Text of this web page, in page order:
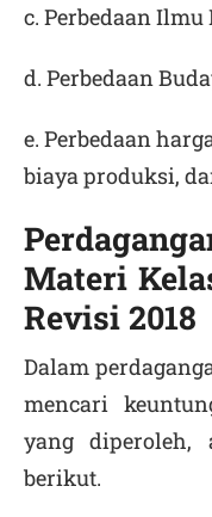
c. Perbedaan
d. Perbedaan
e. Perbedaan
biaya produksi,
Materi
Revisi 2018
Dalam
mencari
yang diperoleh,
berikut.